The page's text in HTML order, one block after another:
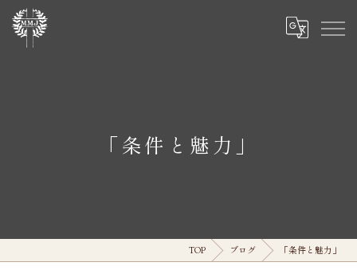
「条件と魅力」
TOP ブログ 「条件と魅力」